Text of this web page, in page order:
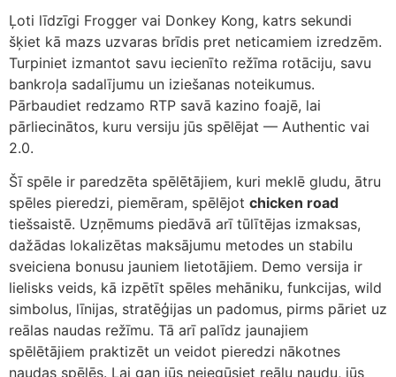
Ļoti līdzīgi Frogger vai Donkey Kong, katrs sekundi
šķiet kā mazs uzvaras brīdis pret neticamiem izredzēm.
Turpiniet izmantot savu iecienīto režīma rotāciju, savu
bankroļa sadalījumu un iziešanas noteikumus.
Pārbaudiet redzamo RTP savā kazino foajē, lai
pārliecinātos, kuru versiju jūs spēlējat — Authentic vai
2.0.
Šī spēle ir paredzēta spēlētājiem, kuri meklē gludu, ātru
spēles pieredzi, piemēram, spēlējot chicken road
tiešsaistē. Uzņēmums piedāvā arī tūlītējas izmaksas,
dažādas lokalizētas maksājumu metodes un stabilu
sveiciena bonusu jauniem lietotājiem. Demo versija ir
lielisks veids, kā izpētīt spēles mehāniku, funkcijas, wild
simbolus, līnijas, stratēģijas un padomus, pirms pāriet uz
reālas naudas režīmu. Tā arī palīdz jaunajiem
spēlētājiem praktizēt un veidot pieredzi nākotnes
naudas spēlēs. Lai gan jūs neiegūsiet reālu naudu, jūs